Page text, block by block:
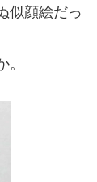
似顔絵だっ